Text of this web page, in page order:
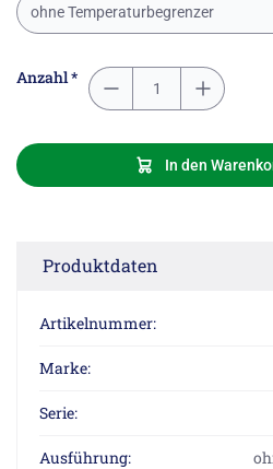
ohne Temperaturbegrenzer
Anzahl *
In den
Produktdaten
Artikelnummer:
Marke:
Serie:
Ausführung: